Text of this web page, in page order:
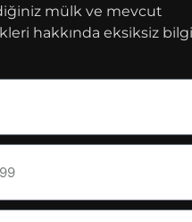
mülk ve mevcut
hakkında eksiksiz bilgi